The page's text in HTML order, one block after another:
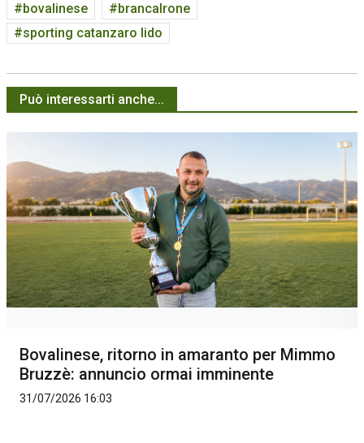
bovalinese
brancalrone
sporting catanzaro lido
Può interessarti anche...
Bovalinese, ritorno in amaranto per Mimmo
Bruzzè: annuncio ormai imminente
31/07/2026 16:03